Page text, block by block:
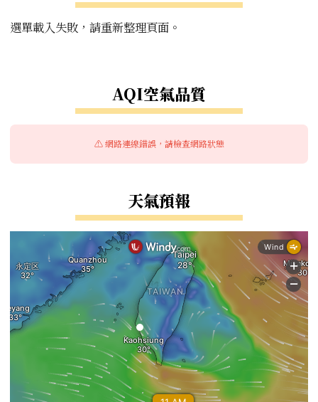
選單載入失敗，請重新整理頁面。
AQI空氣品質
⚠️ 網路連線錯誤，請檢查網路狀態
天氣預報